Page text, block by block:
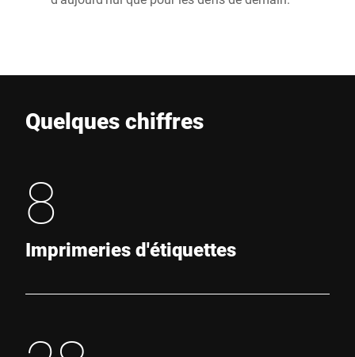
Quelques chiffres
8
Imprimeries d'étiquettes